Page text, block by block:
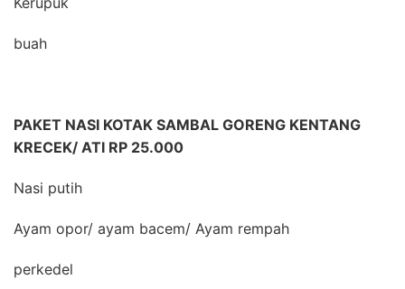
buah
PAKET NASI KOTAK SAMBAL GORENG KENTANG
KRECEK/ ATI RP 25.000
Nasi putih
Ayam opor/ ayam bacem/ Ayam rempah
perkedel